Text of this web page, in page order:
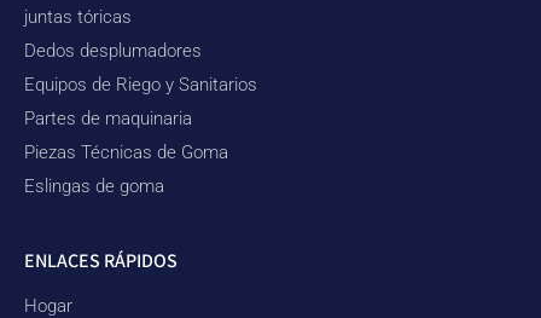
juntas tóricas
Dedos desplumadores
Equipos de Riego y Sanitarios
Partes de maquinaria
Piezas Técnicas de Goma
Eslingas de goma
ENLACES RÁPIDOS
Hogar